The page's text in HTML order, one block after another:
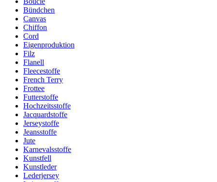
Bündchen
Canvas
Chiffon
Cord
Eigenproduktion
Filz
Flanell
Fleecestoffe
French Terry
Frottee
Futterstoffe
Hochzeitsstoffe
Jacquardstoffe
Jerseystoffe
Jeansstoffe
Jute
Karnevalsstoffe
Kunstfell
Kunstleder
Lederjersey